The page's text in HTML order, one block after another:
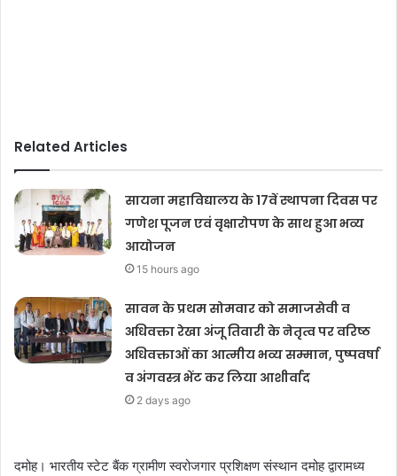
Related Articles
सायना महाविद्यालय के 17वें स्थापना दिवस पर
गणेश पूजन एवं वृक्षारोपण के साथ हुआ भव्य
आयोजन
15 hours ago
सावन के प्रथम सोमवार को समाजसेवी व
अधिवक्ता रेखा अंजू तिवारी के नेतृत्व पर वरिष्ठ
अधिवक्ताओं का आत्मीय भव्य सम्मान, पुष्पवर्षा
व अंगवस्त्र भेंट कर लिया आशीर्वाद
2 days ago
दमोह। भारतीय स्टेट बैंक ग्रामीण स्वरोजगार प्रशिक्षण संस्थान दमोह द्वारामध्य